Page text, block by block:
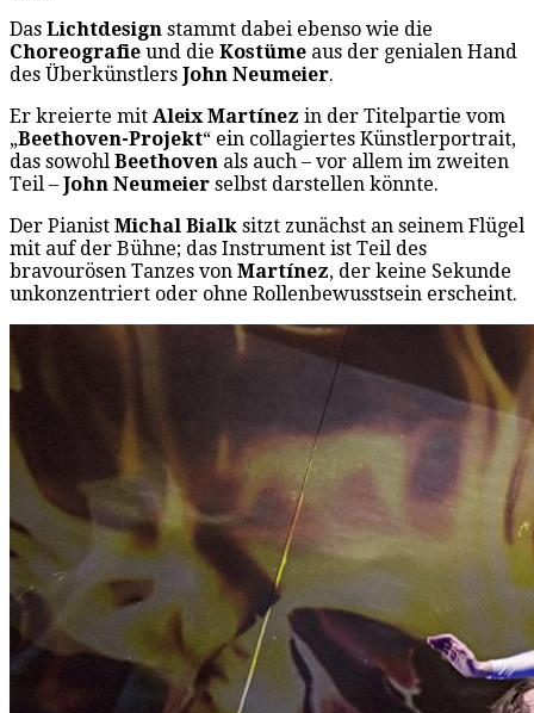
Das Lichtdesign stammt dabei ebenso wie die
Choreografie und die Kostüme aus der genialen Hand
des Überkünstlers John Neumeier.
Er kreierte mit Aleix Martínez in der Titelpartie vom
„Beethoven-Projekt“ ein collagiertes Künstlerportrait,
das sowohl Beethoven als auch – vor allem im zweiten
Teil – John Neumeier selbst darstellen könnte.
Der Pianist Michal Bialk sitzt zunächst an seinem Flügel
mit auf der Bühne; das Instrument ist Teil des
bravourösen Tanzes von Martínez, der keine Sekunde
unkonzentriert oder ohne Rollenbewusstsein erscheint.